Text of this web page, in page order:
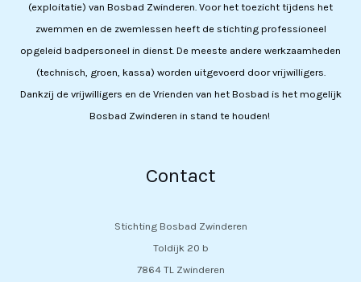
(exploitatie) van Bosbad Zwinderen. Voor het toezicht tijdens het
zwemmen en de zwemlessen heeft de stichting professioneel
opgeleid badpersoneel in dienst. De meeste andere werkzaamheden
(technisch, groen, kassa) worden uitgevoerd door vrijwilligers.
Dankzij de vrijwilligers en de Vrienden van het Bosbad is het mogelijk
Bosbad Zwinderen in stand te houden!
Contact
Stichting Bosbad Zwinderen
Toldijk 20 b
7864 TL Zwinderen